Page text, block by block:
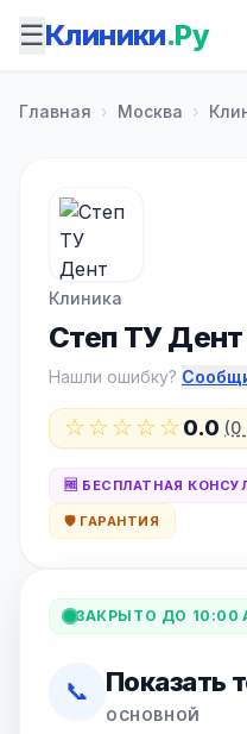
☰Клиники.Ру
Главная › Москва ›
Клиника
Степ ТУ Дент
Нашли ошибку?
☆☆☆☆☆0.0 (0
🆓 БЕСПЛАТНАЯ
🛡️ ГАРАНТИЯ
ЗАКРЫТО ДО 10:00
📞 Показать
ОСНОВНОЙ